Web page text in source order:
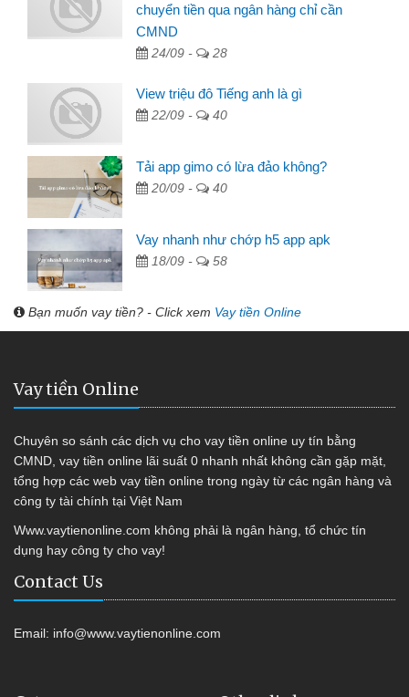
chuyển tiền qua ngân hàng chỉ cần
CMND
24/09 - 28
View triệu đô Tiếng anh là gì
22/09 - 40
Tải app gimo có lừa đảo không?
20/09 - 40
Vay nhanh như chớp h5 app apk
18/09 - 58
Bạn muốn vay tiền? - Click xem Vay tiền Online
Vay tiền Online
Chuyên so sánh các dịch vụ cho vay tiền online uy tín bằng
CMND, vay tiền online lãi suất 0 nhanh nhất không cần gặp mặt,
tổng hợp các web vay tiền online trong ngày từ các ngân hàng và
công ty tài chính tại Việt Nam
Www.vaytienonline.com không phải là ngân hàng, tổ chức tín
dụng hay công ty cho vay!
Contact Us
Email: info@www.vaytienonline.com